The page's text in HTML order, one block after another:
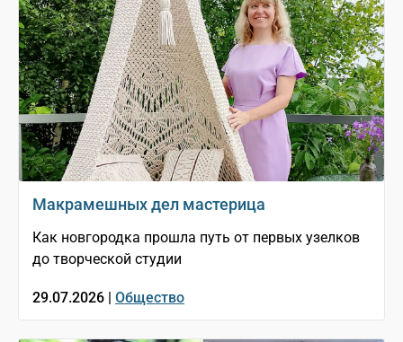
Макрамешных дел мастерица
Как новгородка прошла путь от первых узелков
до творческой студии
29.07.2026 | Общество